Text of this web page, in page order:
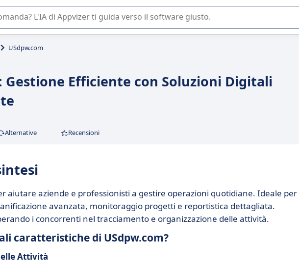
vi guida nell'utilizzo o nella scelta di un software SaaS per la vostra azienda.
USdpw.com
Gestione Efficiente con Soluzioni Digitali
Alternative Recensioni
aiutare aziende e professionisti a gestire operazioni quotidiane. Ideale per
avanzata, monitoraggio progetti e reportistica dettagliata.
i concorrenti nel tracciamento e organizzazione delle attività.
caratteristiche di USdpw.com?
Attività